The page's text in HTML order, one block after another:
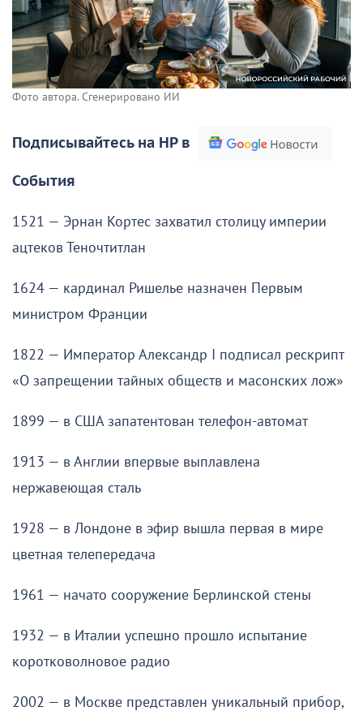
Фото автора. Сгенерировано ИИ
Подписывайтесь на НР в
События
1521 — Эрнан Кортес захватил столицу империи
ацтеков Теночтитлан
1624 — кардинал Ришелье назначен Первым
министром Франции
1822 — Император Александр I подписал рескрипт
«О запрещении тайных обществ и масонских лож»
1899 — в США запатентован телефон-автомат
1913 — в Англии впервые выплавлена
нержавеющая сталь
1928 — в Лондоне в эфир вышла первая в мире
цветная телепередача
1961 — начато сооружение Берлинской стены
1932 — в Италии успешно прошло испытание
коротковолновое радио
2002 — в Москве представлен уникальный прибор,